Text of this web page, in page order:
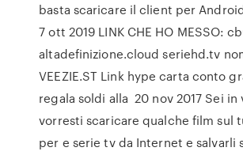
basta scaricare il client per
7 ott 2019 LINK CHE HO MESSO:
altadefinizione.cloud seriehd.tv
VEEZIE.ST Link hype carta conto
regala soldi alla 20 nov 2017 Sei in
vorresti scaricare qualche film sul
per e serie tv da Internet e salvarli